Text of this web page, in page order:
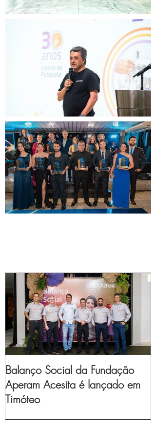
Balanço Social da Fundação
Aperam Acesita é lançado em
Timóteo